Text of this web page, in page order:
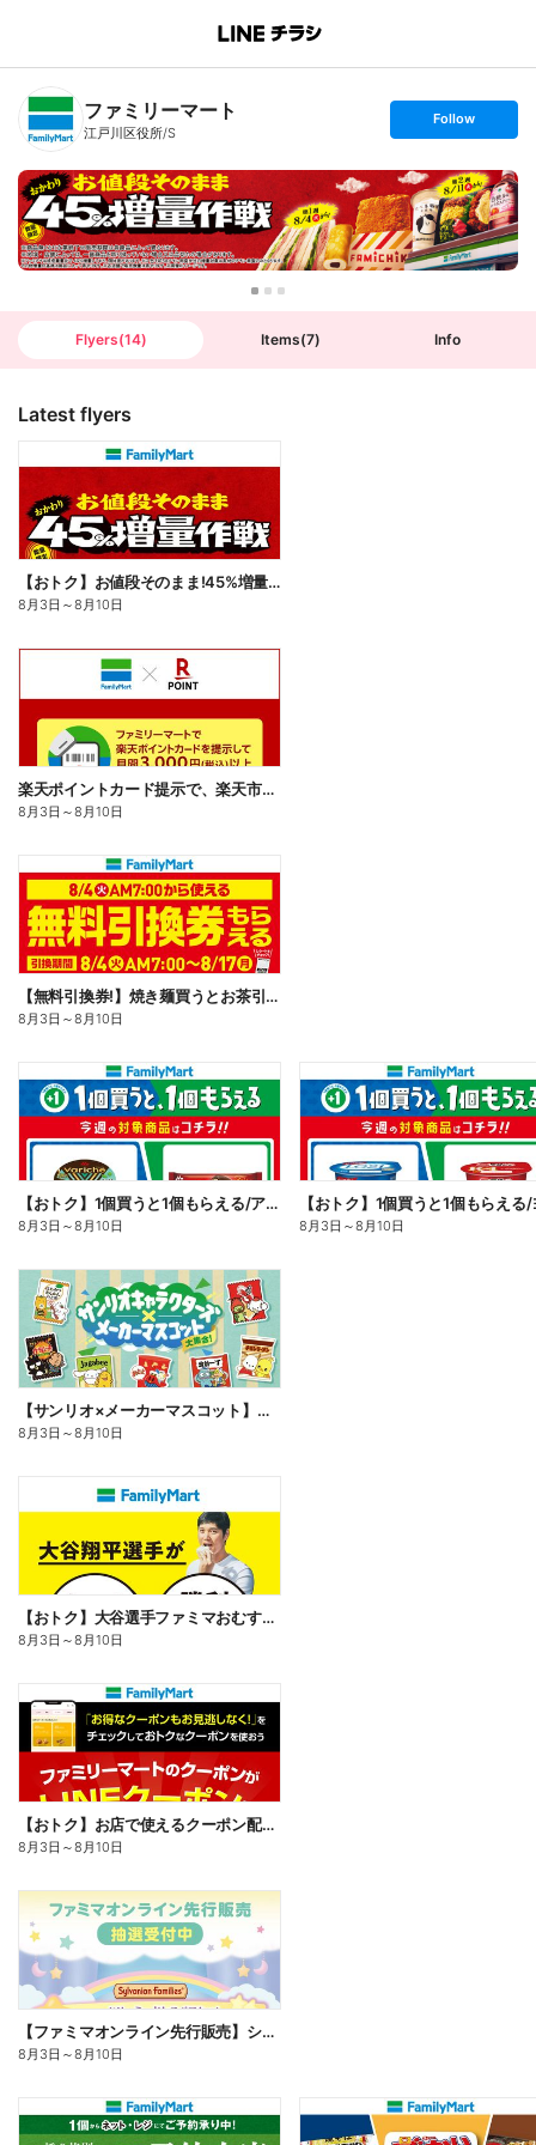
B
n
T
ファミリーマート
江戸川区役所/S
s
t
o
l
l
o
w
Follow
Flyers(14) Items(7) Info
Latest flyers
【おトク】お値段そのまま!45%増量作戦!
8月3日 ～8月10日
楽天ポイントカード提示で、楽天市場でのお買い物がおトクに!
8月3日 ～8月10日
【無料引換券!】焼き麺買うとお茶引換券貰える!
8月3日 ～8月10日
【おトク】1個買うと1個もらえる/アイス
8月3日 ～8月10日 8月3日 ～8月10日
【サンリオ×メーカーマスコット】オリジナルグッズ貰える!
8月3日 ～8月10日
【おトク】大谷選手ファミマおむすび割
8月3日 ～8月10日
【おトク】お店で使えるクーポン配信中
8月3日 ～8月10日
【ファミマオンライン先行販売】シルバニアファミリー
8月3日 ～8月10日